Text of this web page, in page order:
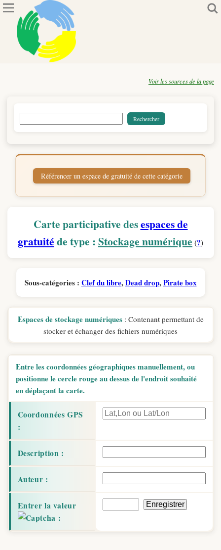
Voir les sources de la page
Carte participative desespaces de
gratuitéde type :Stockage numérique (?)
Sous-catégories : Clef du libre,Dead drop,Pirate box
Espaces de stockage numériques: Contenant permettant de
stocker et échanger des fichiers numériques
Entre les coordonnées géographiques manuellement, ou
positionne le cercle rouge au dessus de l'endroit souhaité
en déplaçant la carte.
Coordonnées GPS
:
Description :
Auteur :
Entrer la valeur
: